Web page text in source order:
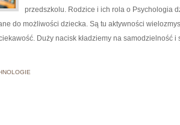
przedszkolu. Rodzice i ich rola o Psychologia
do możliwości dziecka. Są tu aktywności
Duży nacisk kładziemy na samodzielność